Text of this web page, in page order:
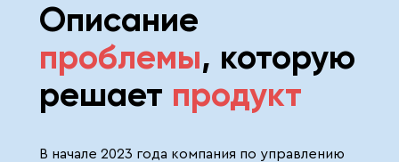
Описание
проблемы, которую
решает продукт
В начале 2023 года компания по управлению